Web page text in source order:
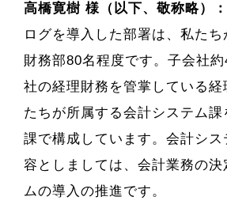
高橋寛樹 様（以下、敬称略）：
ログを導入した部署は、私た
財務部80名程度です。子会社
社の経理財務を管掌している
たちが所属する会計システム
課で構成しています。会計シス
容としましては、会計業務の決
ムの導入の推進です。